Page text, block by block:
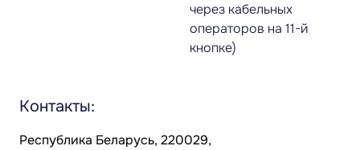
через кабельных
операторов на 11-й
кнопке)
Контакты:
Республика Беларусь, 220029,